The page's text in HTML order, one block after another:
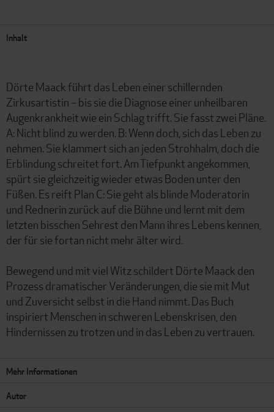
Inhalt
Dörte Maack führt das Leben einer schillernden
Zirkusartistin – bis sie die Diagnose einer unheilbaren
Augenkrankheit wie ein Schlag trifft. Sie fasst zwei Pläne.
A: Nicht blind zu werden. B: Wenn doch, sich das Leben zu
nehmen. Sie klammert sich an jeden Strohhalm, doch die
Erblindung schreitet fort. Am Tiefpunkt angekommen,
spürt sie gleichzeitig wieder etwas Boden unter den
Füßen. Es reift Plan C: Sie geht als blinde Moderatorin
und Rednerin zurück auf die Bühne und lernt mit dem
letzten bisschen Sehrest den Mann ihres Lebens kennen,
der für sie fortan nicht mehr älter wird.
Bewegend und mit viel Witz schildert Dörte Maack den
Prozess dramatischer Veränderungen, die sie mit Mut
und Zuversicht selbst in die Hand nimmt. Das Buch
inspiriert Menschen in schweren Lebenskrisen, den
Hindernissen zu trotzen und in das Leben zu vertrauen.
Mehr Informationen
Autor